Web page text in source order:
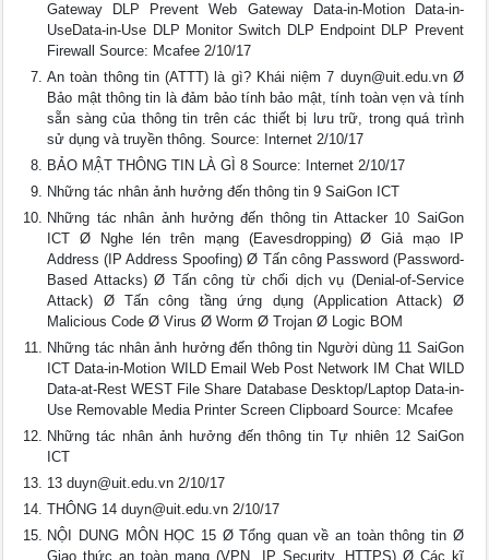
Gateway DLP Prevent Web Gateway Data-in-Motion Data-in-
UseData-in-Use DLP Monitor Switch DLP Endpoint DLP Prevent
Firewall Source: Mcafee 2/10/17
An toàn thông tin (ATTT) là gì? Khái niệm 7 duyn@uit.edu.vnØ
Bảo mật thông tin là đảm bảo tính bảo mật, tính toàn vẹn và tính
sẵn sàng của thông tin trên các thiết bị lưu trữ, trong quá trình
sử dụng và truyền thông. Source: Internet 2/10/17
BẢO MẬT THÔNG TIN LÀ GÌ 8 Source: Internet 2/10/17
Những tác nhân ảnh hưởng đến thông tin 9 SaiGon ICT
Những tác nhân ảnh hưởng đến thông tin Attacker 10 SaiGon
ICT Ø Nghe lén trên mạng (Eavesdropping) Ø Giả mạo IP
Address (IP Address Spoofing) Ø Tấn công Password (Password-
Based Attacks) Ø Tấn công từ chối dịch vụ (Denial-of-Service
Attack) Ø Tấn công tầng ứng dụng (Application Attack) Ø
Malicious Code Ø Virus Ø Worm Ø Trojan Ø Logic BOM
Những tác nhân ảnh hưởng đến thông tin Người dùng 11 SaiGon
ICT Data-in-Motion WILD Email Web Post Network IM Chat WILD
Data-at-Rest WEST File Share Database Desktop/Laptop Data-in-
Use Removable Media Printer Screen Clipboard Source: Mcafee
Những tác nhân ảnh hưởng đến thông tin Tự nhiên 12 SaiGon
ICT
13duyn@uit.edu.vn 2/10/17
THÔNG 14duyn@uit.edu.vn 2/10/17
NỘI DUNG MÔN HỌC 15 Ø Tổng quan về an toàn thông tin Ø
Giao thức an toàn mạng (VPN, IP Security, HTTPS) Ø Các kĩ